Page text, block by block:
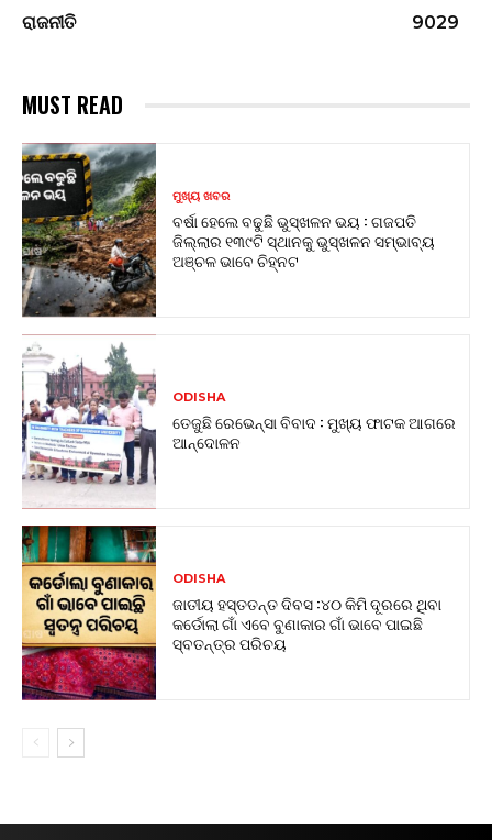
ରାଜନୀତି
9029
MUST READ
ମୁଖ୍ୟ ଖବର
ବର୍ଷା ହେଲେ ବଢୁଛି ଭୁସ୍ଖଳନ ଭୟ : ଗଜପତି
ଜିଲ୍ଲାର ୧୩୯ଟି ସ୍ଥାନକୁ ଭୁସ୍ଖଳନ ସମ୍ଭାବ୍ୟ
ଅଞ୍ଚଳ ଭାବେ ଚିହ୍ନଟ
ODISHA
ତେଜୁଛି ରେଭେନ୍ସା ବିବାଦ : ମୁଖ୍ୟ ଫାଟକ ଆଗରେ
ଆନ୍ଦୋଳନ
ODISHA
ଜାତୀୟ ହସ୍ତତନ୍ତ ଦିବସ :୪୦ କିମି ଦୂରରେ ଥିବା
କର୍ଡୋଲା ଗାଁ ଏବେ ବୁଣାକାର ଗାଁ ଭାବେ ପାଇଛି
ସ୍ବତନ୍ତ୍ର ପରିଚୟ